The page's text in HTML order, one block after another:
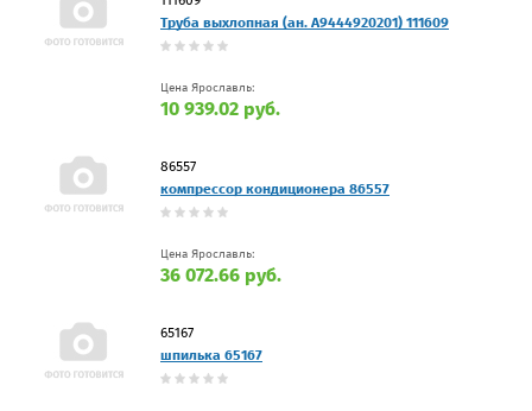
Труба выхлопная (ан. A9444920201) 111609
Цена Ярославль:
10 939.02 руб.
86557
компрессор кондиционера 86557
Цена Ярославль:
36 072.66 руб.
65167
шпилька 65167